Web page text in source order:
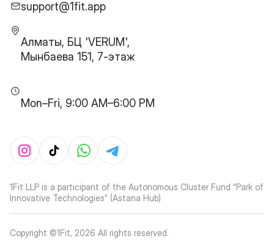
support@1fit.app
Алматы, БЦ 'VERUM',
Мынбаева 151, 7-этаж
Mon–Fri, 9:00 AM–6:00 PM
1Fit LLP is a participant of the Autonomous Cluster Fund “Park of
Innovative Technologies” (Astana Hub)
Copyright ©1Fit, 2026 All rights reserved.